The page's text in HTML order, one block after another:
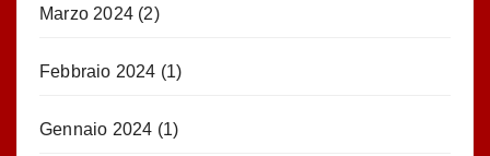
Marzo 2024 (2)
Febbraio 2024 (1)
Gennaio 2024 (1)